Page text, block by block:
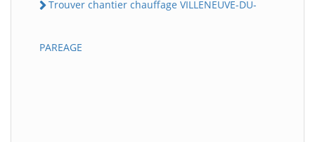
Trouver chantier chauffage VILLENEUVE-DU-
PAREAGE